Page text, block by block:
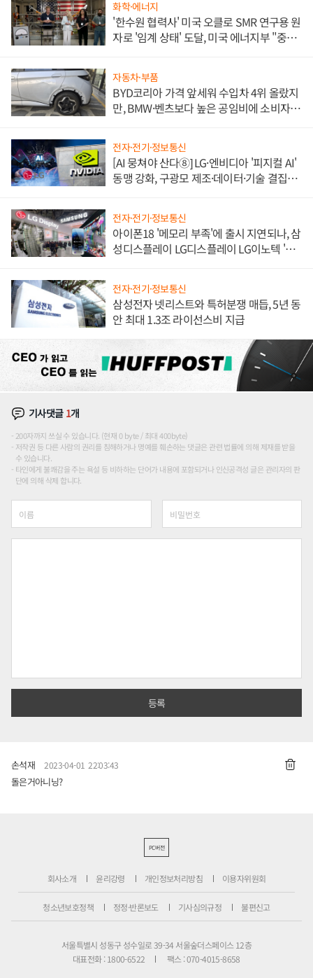
화학·에너지
'한수원 협력사' 미국 오클로 SMR 연구용 원
자로 '임계 상태' 도달, 미국 에너지부 "중요
자동차·부품
BYD코리아 가격 앞세워 수입차 4위 올랐지
만, BMW·벤츠보다 높은 공임비에 소비자
전자·전기·정보통신
[AI 뭉쳐야 산다⑧] LG·엔비디아 '피지컬 AI'
동맹 강화, 구광모 제조·데이터·기술 결집
전자·전기·정보통신
아이폰18 '메모리 부족'에 출시 지연되나, 삼
성디스플레이 LG디스플레이 LG이노텍 '탈
전자·전기·정보통신
삼성전자 넷리스트와 특허분쟁 매듭, 5년 동
안 최대 1.3조 라이선스비 지급
기사댓글 1개
200자까지 쓰실 수 있습니다. (현재 0 byte / 최대 400byte)
저작권 등 다른 사람의 권리를 침해하거나 명예를 훼손하는 댓글은 관련 법률에 의해 제재를 받을
수 있습니다.
타인에게 불쾌감을 주는 욕설 등 비하하는 단어가 내용에 포함되거나 인신공격성 글은 관리자의 판
단에 의해 삭제 합니다.
손석재 2023-04-01 22:03:43
돌은거아니닝?
PC버전
회사소개 윤리강령 개인정보처리방침 이용자위원회
청소년보호정책 정정·반론보도 기사심의규정 불편신고
서울특별시 성동구 성수일로 39-34 서울숲더스페이스 12층
대표전화 : 1800-6522
팩스 : 070-4015-8658